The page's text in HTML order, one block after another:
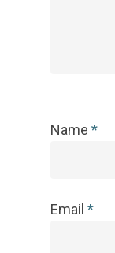
Name *
Email *